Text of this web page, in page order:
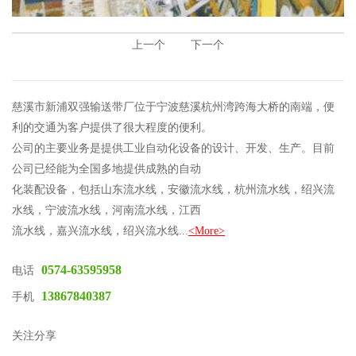
上一个 下一个
慈溪市新浦双强输送带厂位于宁波慈溪杭州湾跨海大桥的南端，便
利的交通为客户提供了很大程度的便利。
公司的主要业务是提供工业自动化设备的设计、开发、生产。目前
公司已经能为全国多地提供成熟的自动
化装配设备，包括山东流水线，安徽流水线，杭州流水线，绍兴流
水线，宁波流水线，河南流水线，江西
流水线，嘉兴流水线，绍兴流水线... <More>
电话 0574-63595958
手机 13867840387
关注分享